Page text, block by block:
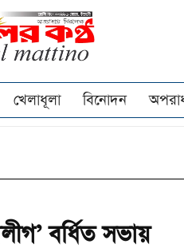
খেলাধূলা বিনোদন
বর্ধিত সভায়